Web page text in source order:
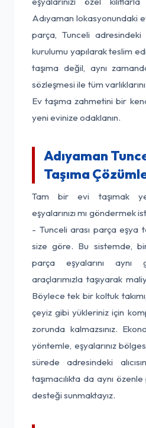
Adıyaman lokasyonundaki
parça, Tunceli
kurulumu yapılarak teslim
taşıma değil, aynı
sözleşmesi ile tüm
Ev taşıma zahmetini bir
yeni evinize odaklanın.
Adıyaman
Taşıma
Tam bir evi taşımak
eşyalarınızı mı göndermek
- Tunceli arası parça eşya
size göre. Bu sistemde,
parça eşyalarını aynı
araçlarımızla taşıyarak
Böylece tek bir koltuk
çeyiz gibi yükleriniz için
zorunda kalmazsınız.
yöntemle, eşyalarınız
sürede adresindeki
taşımacılıkta da aynı
desteği sunmaktayız.